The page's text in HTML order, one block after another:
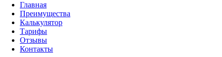
Главная
Преимущества
Калькулятор
Тарифы
Отзывы
Контакты